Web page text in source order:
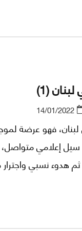
(1)
14/01/2022
فهو عرضة
سيل إعلامي متواصل،
هدوء نسبي